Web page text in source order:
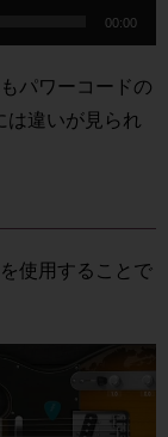
00:00
パワーコードの
は違いが見られ
使用することで